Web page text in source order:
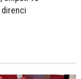
direnci